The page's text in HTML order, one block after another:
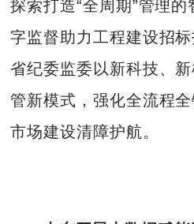
探索打造“全周期”管理
字监督助力工程建设招
省纪委监委以新科技、
管新模式，强化全流程
市场建设清障护航。